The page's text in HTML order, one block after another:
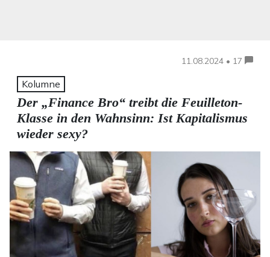
11.08.2024 • 17
Kolumne
Der „Finance Bro“ treibt die Feuilleton-
Klasse in den Wahnsinn: Ist Kapitalismus
wieder sexy?